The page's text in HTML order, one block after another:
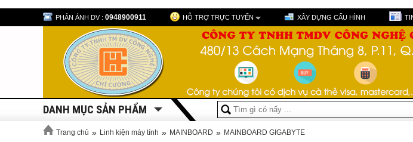
PHẢN ÁNH DV : 0948900911 HỖ TRỢ TRỰC TUYẾN XÂY DỰNG CẤU HÌNH
DANH MỤC SẢN PHẨM
Trang chủ » Linh kiện máy tính » MAINBOARD » MAINBOARD GIGABYTE